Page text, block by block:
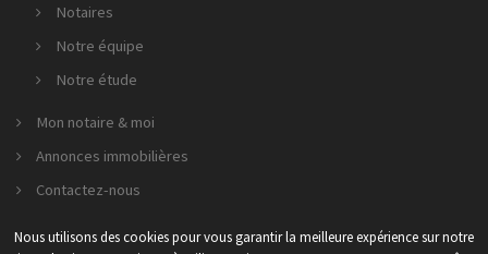
Notaires
Notre équipe
Notre étude
Mon notaire & moi
Annonces immobilières
Contactez-nous
Nous utilisons des cookies pour vous garantir la meilleure expérience sur notre